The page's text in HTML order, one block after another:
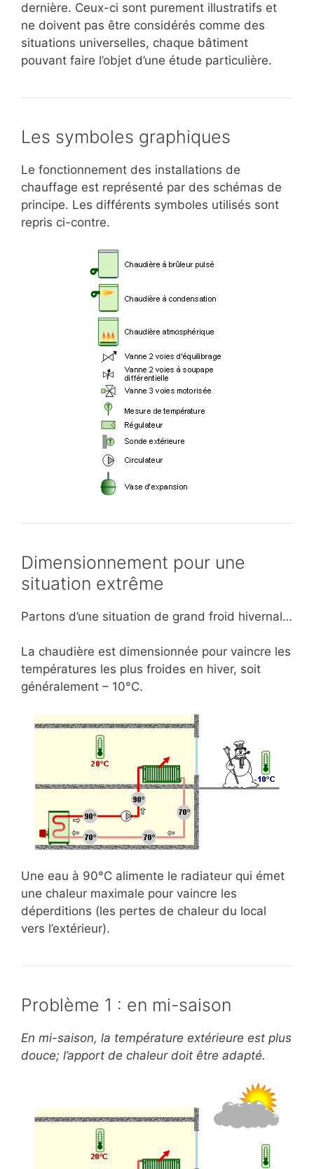
dernière. Ceux-ci sont purement illustratifs et
ne doivent pas être considérés comme des
situations universelles, chaque bâtiment
pouvant faire l’objet d’une étude particulière.
Les symboles graphiques
Le fonctionnement des installations de
chauffage est représenté par des schémas de
principe. Les différents symboles utilisés sont
repris ci-contre.
Dimensionnement pour une
situation extrême
Partons d’une situation de grand froid hivernal…
La chaudière est dimensionnée pour vaincre les
températures les plus froides en hiver, soit
généralement – 10°C.
Une eau à 90°C alimente le radiateur qui émet
une chaleur maximale pour vaincre les
déperditions (les pertes de chaleur du local
vers l’extérieur).
Problème 1 : en mi-saison
En mi-saison, la température extérieure est plus
douce; l’apport de chaleur doit être adapté.